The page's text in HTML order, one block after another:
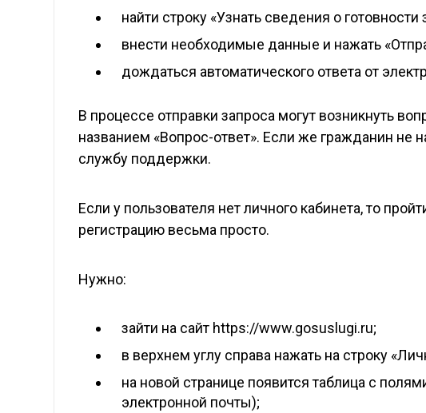
найти строку «Узнать сведения о готовности
внести необходимые данные и нажать
дождаться автоматического ответа от
В процессе отправки запроса могут возникнуть
названием «Вопрос-ответ». Если же гражданин не
службу поддержки.
Если у пользователя нет личного кабинета, то
регистрацию весьма просто.
Нужно:
зайти на сайт https://www.gosuslugi.ru;
в верхнем углу справа нажать на строку
на новой странице появится таблица с
электронной почты);